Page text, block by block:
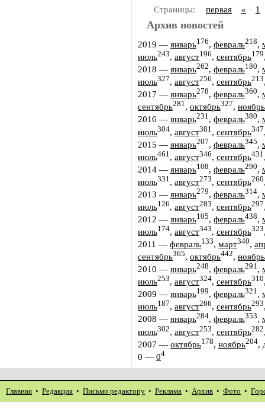
Страницы:
первая « 1
Архив новостей
2019 — январь176, февраль218,
июль243, август196, сентябрь179
2018 — январь262, февраль180,
июль327, август256, сентябрь213
2017 — январь278, февраль360,
сентябрь281, октябрь327, ноябрь
2016 — январь231, февраль380,
июль304, август381 , сентябрь347
2015 — январь207, февраль345,
июль461 , август346, сентябрь431
2014 — январь108, февраль290,
июль331 , август273, сентябрь260
2013 — январь279, февраль314,
июль126, август283, сентябрь297
2012 — январь105, февраль438,
июль174, август343, сентябрь323
2011 — февраль133, март340,
сентябрь365, октябрь442, ноябрь
2010 — январь248, февраль291,
июль253, август324, сентябрь310
2009 — январь199, февраль321,
июль187, август266, сентябрь293
2008 — январь284, февраль353,
июль302, август253, сентябрь282
2007 — октябрь178, ноябрь204,
0 — 04
Главная • Редакция • Письмо редактору • Реклама • Архив • Фото •